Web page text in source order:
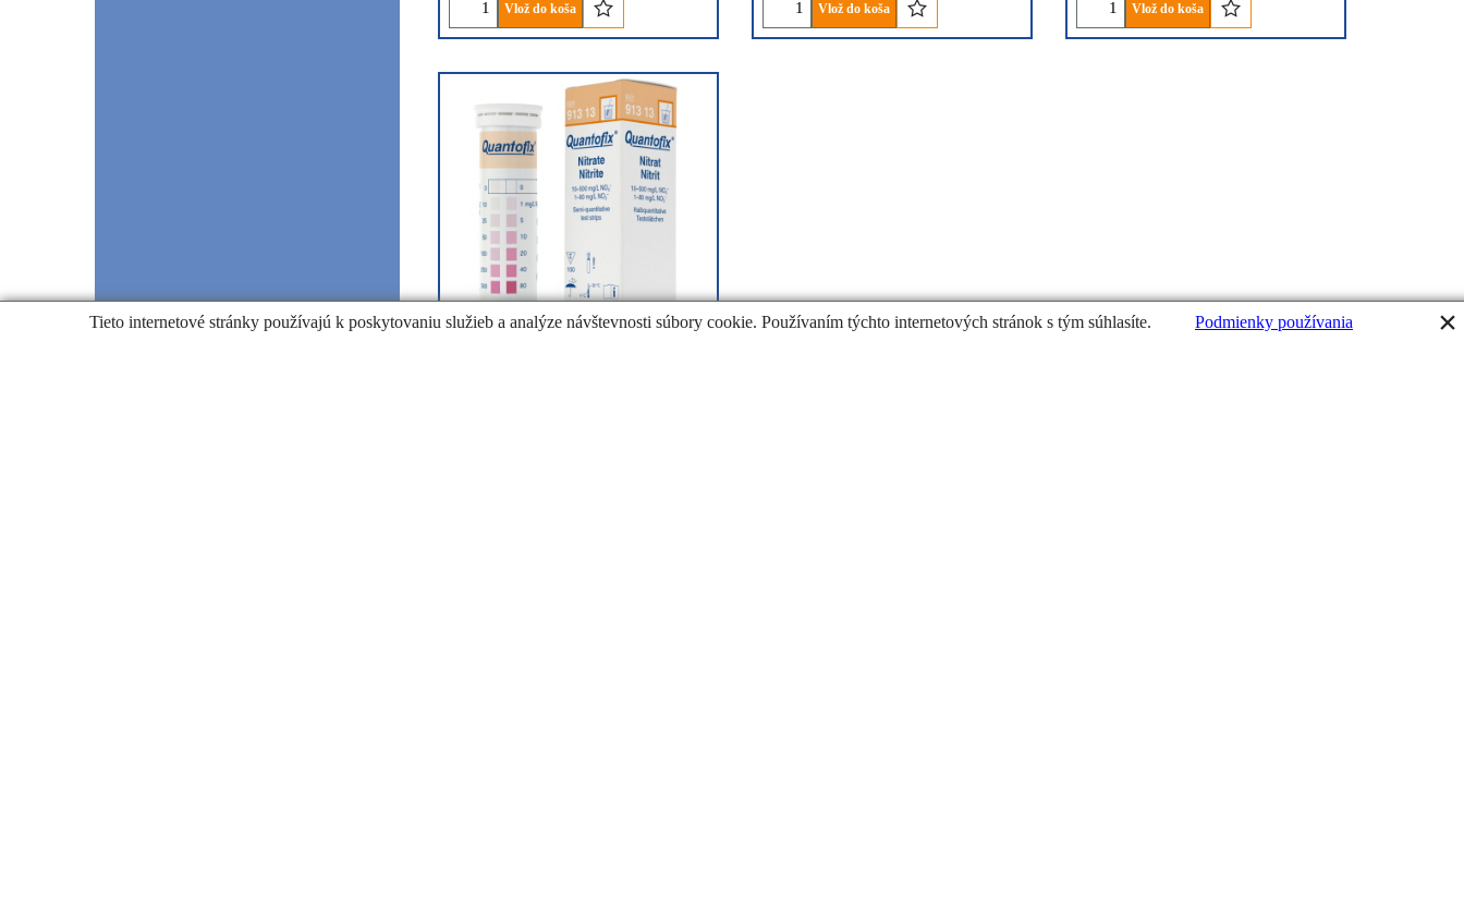
Vlož do koša Vlož do koša Vlož do koša
Tieto internetové stránky používajú k poskytovaniu služieb a analýze návštevnosti súbory cookie. Používaním týchto internetových stránok s tým súhlasíte. Podmienky používania